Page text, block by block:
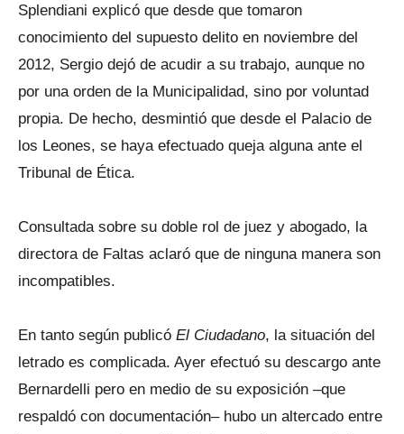
Splendiani explicó que desde que tomaron
conocimiento del supuesto delito en noviembre del
2012, Sergio dejó de acudir a su trabajo, aunque no
por una orden de la Municipalidad, sino por voluntad
propia. De hecho, desmintió que desde el Palacio de
los Leones, se haya efectuado queja alguna ante el
Tribunal de Ética.
Consultada sobre su doble rol de juez y abogado, la
directora de Faltas aclaró que de ninguna manera son
incompatibles.
En tanto según publicó El Ciudadano, la situación del
letrado es complicada. Ayer efectuó su descargo ante
Bernardelli pero en medio de su exposición –que
respaldó con documentación– hubo un altercado entre